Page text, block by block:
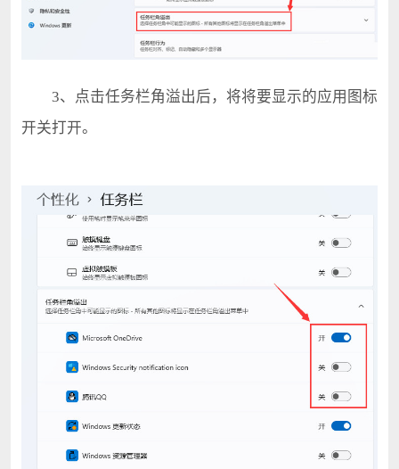
3、点击任务栏角溢出后，将将要显示的应用图标
开关打开。